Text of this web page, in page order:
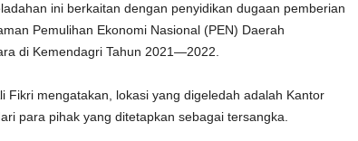
ini berkaitan dengan penyidikan dugaan pemberian
Pemulihan Ekonomi Nasional (PEN) Daerah
di Kemendagri Tahun 2021—2022.
Fikri mengatakan, lokasi yang digeledah adalah Kantor
para pihak yang ditetapkan sebagai tersangka.